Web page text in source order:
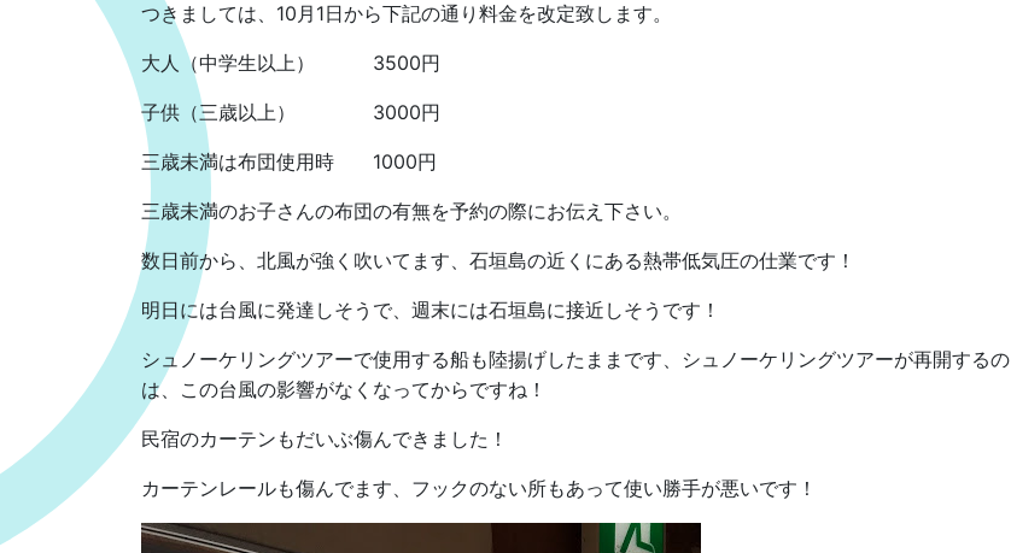
つきましては、10月1日から下記の通り料金を改定致します。
大人（中学生以上） 3500円
子供（三歳以上） 3000円
三歳未満は布団使用時 1000円
三歳未満のお子さんの布団の有無を予約の際にお伝え下さい。
数日前から、北風が強く吹いてます、石垣島の近くにある熱帯低気圧の仕業です！
明日には台風に発達しそうで、週末には石垣島に接近しそうです！
シュノーケリングツアーで使用する船も陸揚げしたままです、シュノーケリングツアーが再開するの
は、この台風の影響がなくなってからですね！
民宿のカーテンもだいぶ傷んできました！
カーテンレールも傷んでます、フックのない所もあって使い勝手が悪いです！